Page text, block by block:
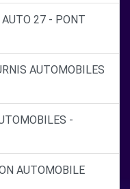
27 - PONT
AUTOMOBILES
-
AUTOMOBILE